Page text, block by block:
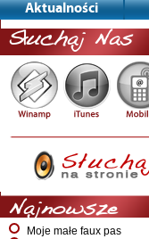
Aktualności
Słuchaj Nas
Najnowsze
Moje małe faux pas